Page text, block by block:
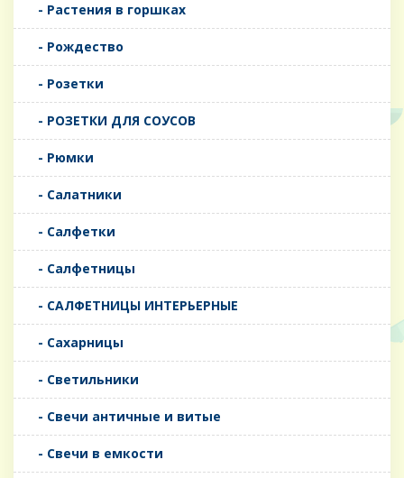
- Растения в горшках
- Рождество
- Розетки
- РОЗЕТКИ ДЛЯ СОУСОВ
- Рюмки
- Салатники
- Салфетки
- Салфетницы
- САЛФЕТНИЦЫ ИНТЕРЬЕРНЫЕ
- Сахарницы
- Светильники
- Свечи античные и витые
- Свечи в емкости